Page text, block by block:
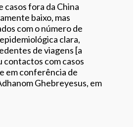
casos fora da China
baixo, mas
com o número de
clara,
de viagens [a
contactos com casos
em conferência de
Ghebreyesus, em